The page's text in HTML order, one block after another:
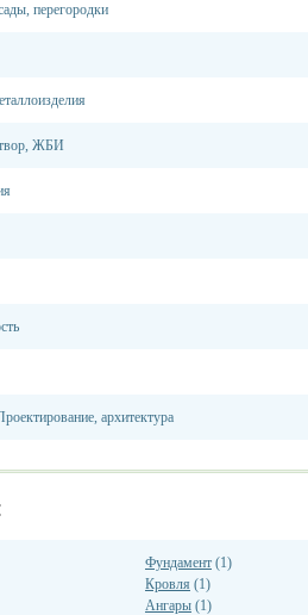
перегородки
ЖБИ
архитектура
Фундамент (1)
Кровля (1)
Ангары (1)